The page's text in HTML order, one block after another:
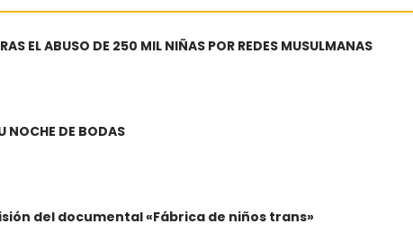
EL ABUSO DE 250 MIL NIÑAS POR REDES MUSULMANAS
NOCHE DE BODAS
del documental «Fábrica de niños trans»